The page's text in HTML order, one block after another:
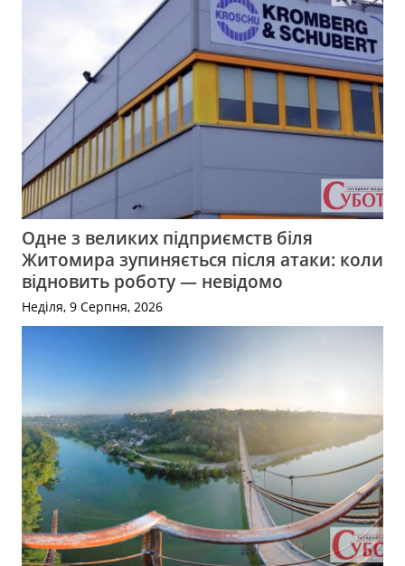
Одне з великих підприємств біля
Житомира зупиняється після атаки: коли
відновить роботу — невідомо
Неділя, 9 Серпня, 2026